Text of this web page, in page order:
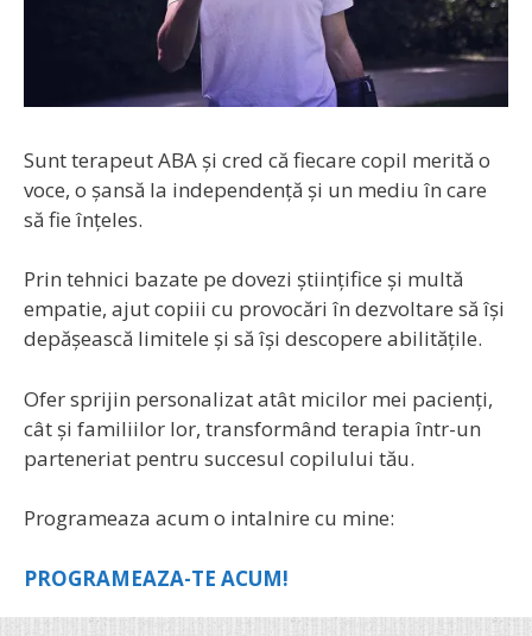
Sunt terapeut ABA și cred că fiecare copil merită o
voce, o șansă la independență și un mediu în care
să fie înțeles.
Prin tehnici bazate pe dovezi științifice și multă
empatie, ajut copiii cu provocări în dezvoltare să își
depășească limitele și să își descopere abilitățile.
Ofer sprijin personalizat atât micilor mei pacienți,
cât și familiilor lor, transformând terapia într-un
parteneriat pentru succesul copilului tău.
Programeaza acum o intalnire cu mine:
PROGRAMEAZA-TE ACUM!